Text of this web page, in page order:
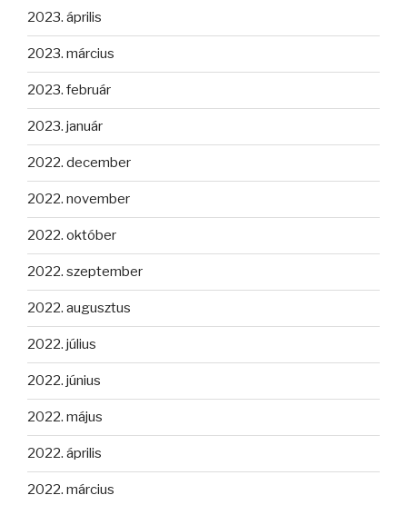
2023. április
2023. március
2023. február
2023. január
2022. december
2022. november
2022. október
2022. szeptember
2022. augusztus
2022. július
2022. június
2022. május
2022. április
2022. március